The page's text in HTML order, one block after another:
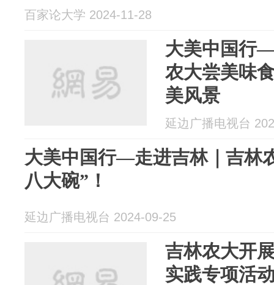
百家论大学 2024-11-28
大美中国行
农大尝美味
美风景
延边广播电视台
大美中国行—走进吉林｜吉林
八大碗”！
延边广播电视台 2024-09-25
吉林农大开
实践专项活